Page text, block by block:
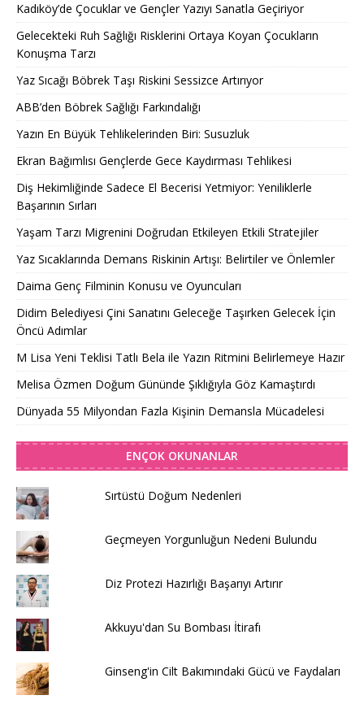
Kadıköy’de Çocuklar ve Gençler Yazıyı Sanatla Geçiriyor
Gelecekteki Ruh Sağlığı Risklerini Ortaya Koyan Çocukların
Konuşma Tarzı
Yaz Sıcağı Böbrek Taşı Riskini Sessizce Artırıyor
ABB’den Böbrek Sağlığı Farkındalığı
Yazın En Büyük Tehlikelerinden Biri: Susuzluk
Ekran Bağımlısı Gençlerde Gece Kaydırması Tehlikesi
Diş Hekimliğinde Sadece El Becerisi Yetmiyor: Yeniliklerle
Başarının Sırları
Yaşam Tarzı Migrenini Doğrudan Etkileyen Etkili Stratejiler
Yaz Sıcaklarında Demans Riskinin Artışı: Belirtiler ve Önlemler
Daima Genç Filminin Konusu ve Oyuncuları
Didim Belediyesi Çini Sanatını Geleceğe Taşırken Gelecek İçin
Öncü Adımlar
M Lisa Yeni Teklisi Tatlı Bela ile Yazın Ritmini Belirlemeye Hazır
Melisa Özmen Doğum Gününde Şıklığıyla Göz Kamaştırdı
Dünyada 55 Milyondan Fazla Kişinin Demansla Mücadelesi
ENÇOK OKUNANLAR
Sırtüstü Doğum Nedenleri
Geçmeyen Yorgunluğun Nedeni Bulundu
Diz Protezi Hazırlığı Başarıyı Artırır
Akkuyu'dan Su Bombası İtirafı
Ginseng'in Cilt Bakımındaki Gücü ve Faydaları